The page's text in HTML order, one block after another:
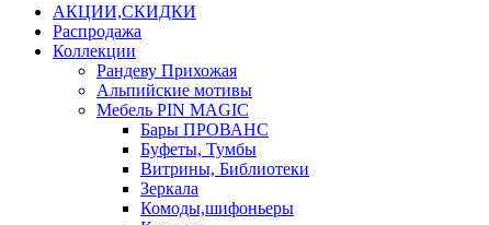
АКЦИИ,СКИДКИ
Распродажа
Коллекции
Рандеву Прихожая
Альпийские мотивы
Мебель PIN MAGIС
Бары ПРОВАНС
Буфеты, Тумбы
Витрины, Библиотеки
Зеркала
Комоды,шифоньеры